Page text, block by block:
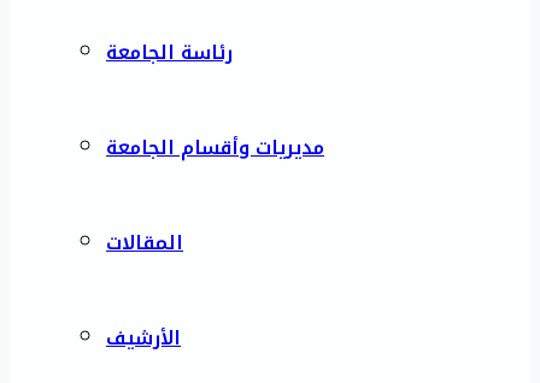
رئاسة الجامعة
مديريات وأقسام الجامعة
المقالات
الأرشيف